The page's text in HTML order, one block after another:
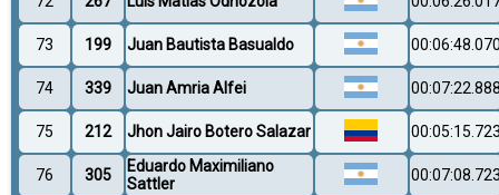
73 199 Juan Bautista Basualdo
74 339 Juan Amria Alfei
75 212 Jhon Jairo Botero Salazar
76 305
Eduardo Maximiliano
Sattler